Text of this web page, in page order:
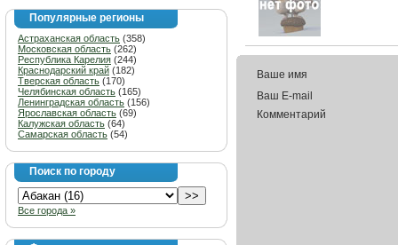
Популярные регионы
Астраханская область (358)
Московская область (262)
Республика Карелия (244)
Краснодарский край (182)
Тверская область (170)
Челябинская область (165)
Ленинградская область (156)
Ярославская область (69)
Калужская область (64)
Самарская область (54)
Поиск по городу
Все города »
Ваше имя
Ваш E-mail
Комментарий